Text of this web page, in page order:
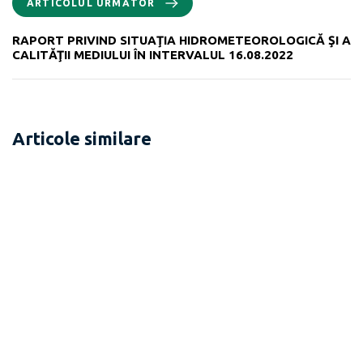
ARTICOLUL URMĂTOR
RAPORT PRIVIND SITUAŢIA HIDROMETEOROLOGICĂ ŞI A
CALITĂŢII MEDIULUI ÎN INTERVALUL 16.08.2022
Articole similare